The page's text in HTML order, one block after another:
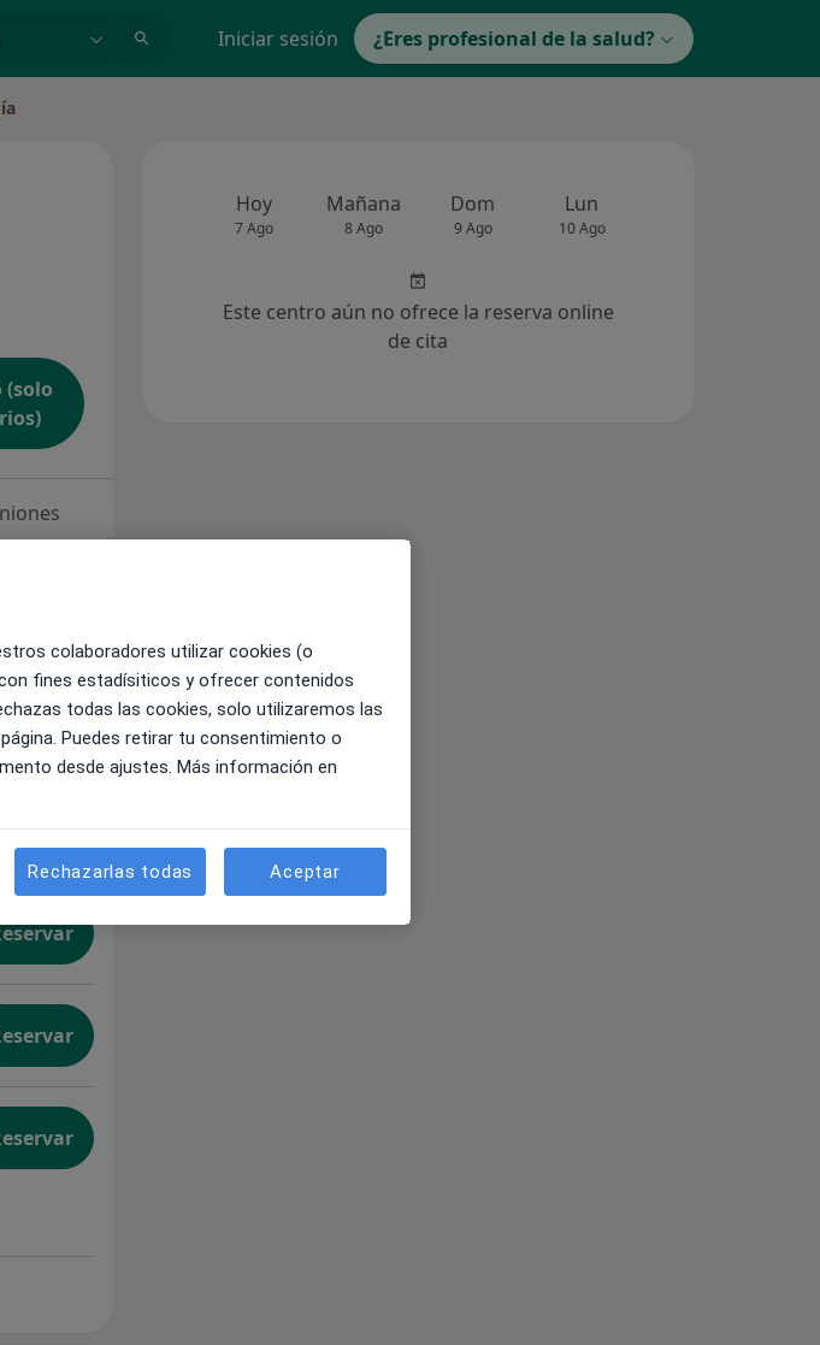
Iniciar sesión ¿Eres profesional de la salud?
(solo
tóxicas
Hoy
7 Ago
Mañana
8 Ago
Dom
9 Ago
Lun
10 Ago
Este centro aún no ofrece la reserva online
de cita
colaboradores utilizar cookies (o
fines estadísiticos y ofrecer contenidos
todas las cookies, solo utilizaremos las
Puedes retirar tu consentimiento o
desde ajustes. Más información en
Rechazarlas todas Aceptar